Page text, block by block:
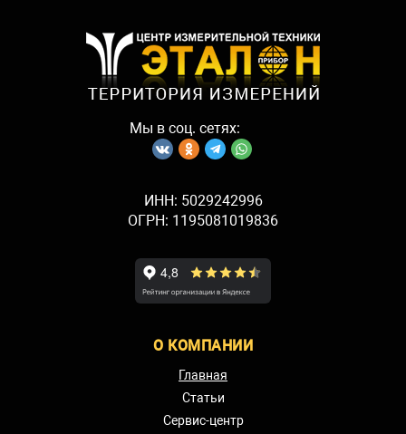
Мы в соц. сетях:
ИНН: 5029242996
ОГРН: 1195081019836
О КОМПАНИИ
Главная
Статьи
Сервис-центр